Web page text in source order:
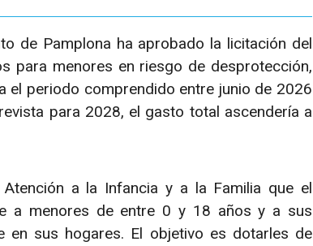
de Pamplona ha aprobado la licitación del
para menores en riesgo de desprotección,
el periodo comprendido entre junio de 2026
para 2028, el gasto total ascendería a
a la Infancia y a la Familia que el
a menores de entre 0 y 18 años y a sus
en sus hogares. El objetivo es dotarles de